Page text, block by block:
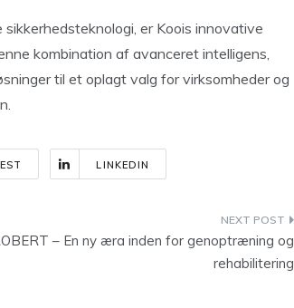
er Koois innovative
kombination af avanceret intelligens,
til et oplagt valg for virksomheder og
LINKEDIN
– En ny æra inden for genoptræning og
rehabilitering